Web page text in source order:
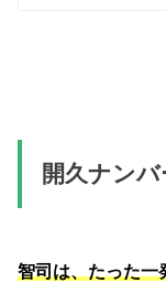
開久ナン
智司は、たった一